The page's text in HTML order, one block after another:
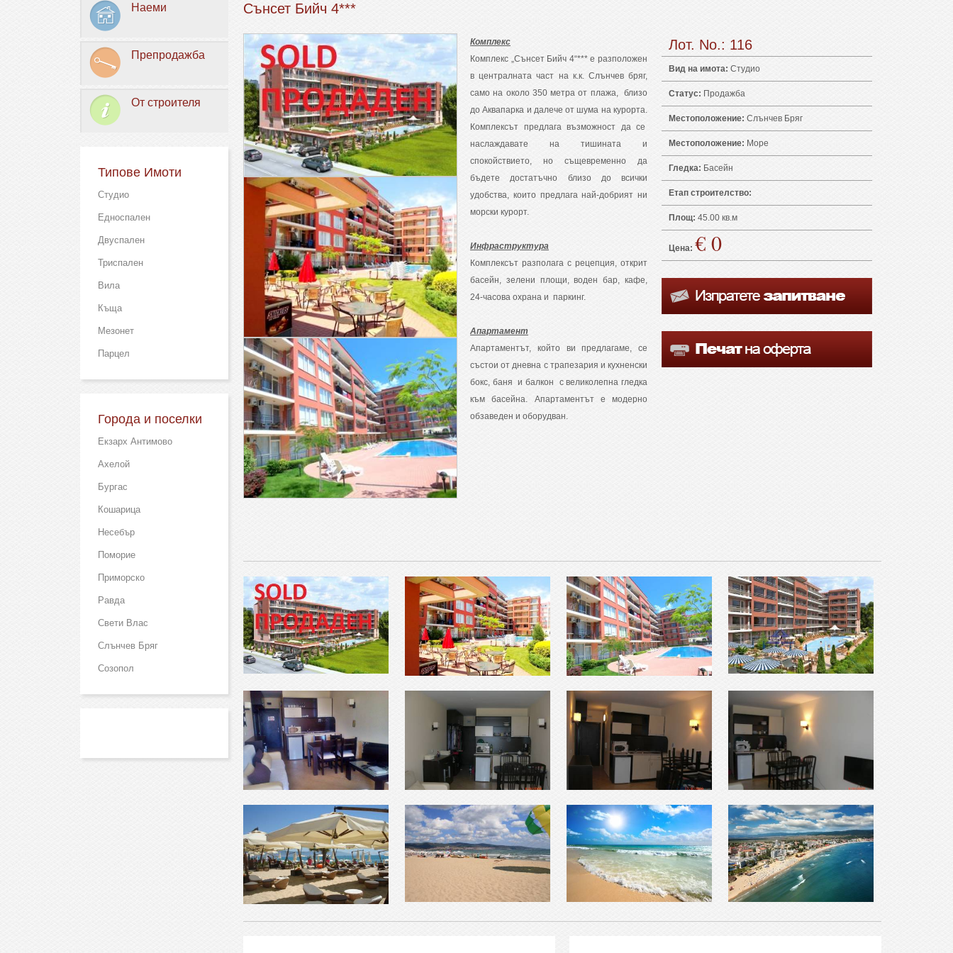
Наеми
Препродажба
От строителя
Типове Имоти
Студио
Едноспален
Двуспален
Триспален
Вила
Къща
Мезонет
Парцел
Города и поселки
Екзарх Антимово
Ахелой
Бургас
Кошарица
Несебър
Поморие
Приморско
Равда
Свети Влас
Слънчев Бряг
Созопол
Сънсет Бийч 4***
Комплекс
Комплекс „Сънсет Бийч 4“*** е разположен
в централната част на к.к. Слънчев бряг,
само на около 350 метра от плажа, близо
до Аквапарка и далече от шума на курорта.
Комплексът предлага възможност да се
наслаждавате на тишината и
спокойствието, но същевременно да
бъдете достатъчно близо до всички
удобства, които предлага най-добрият ни
морски курорт.
Инфраструктура
Комплексът разполага с рецепция, открит
басейн, зелени площи, воден бар, кафе,
24-часова охрана и паркинг.
Апартамент
Апартаментът, който ви предлагаме, се
състои от дневна с трапезария и кухненски
бокс, баня и балкон с великолепна гледка
към басейна. Апартаментът е модерно
обзаведен и оборудван.
Лот. No.: 116
Вид на имота: Студио
Статус: Продажба
Местоположение: Слънчев Бряг
Местоположение: Море
Гледка: Басейн
Етап строителство:
Площ: 45.00 кв.м
Цена: € 0